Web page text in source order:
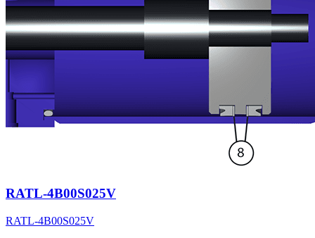
RATL-4B00S025V
RATL-4B00S025V